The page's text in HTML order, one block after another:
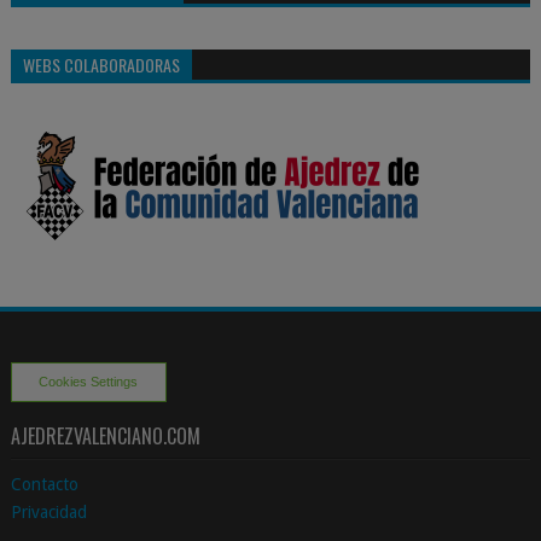
WEBS COLABORADORAS
Cookies Settings
AJEDREZVALENCIANO.COM
Contacto
Privacidad